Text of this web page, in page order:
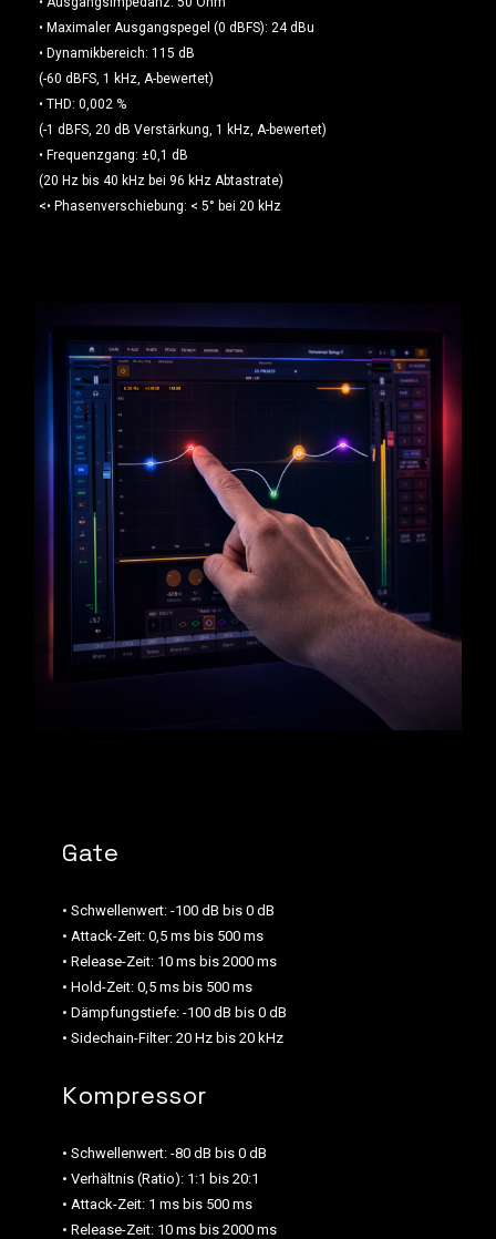
• Maximaler Ausgangspegel (0 dBFS): 24 dBu
• Dynamikbereich: 115 dB
(-60 dBFS, 1 kHz, A-bewertet)
• THD: 0,002 %
(-1 dBFS, 20 dB Verstärkung, 1 kHz, A-bewertet)
• Frequenzgang: ±0,1 dB
(20 Hz bis 40 kHz bei 96 kHz Abtastrate)
<• Phasenverschiebung: < 5° bei 20 kHz
Gate
• Schwellenwert: -100 dB bis 0 dB
• Attack-Zeit: 0,5 ms bis 500 ms
• Release-Zeit: 10 ms bis 2000 ms
• Hold-Zeit: 0,5 ms bis 500 ms
• Dämpfungstiefe: -100 dB bis 0 dB
• Sidechain-Filter: 20 Hz bis 20 kHz
Kompressor
• Schwellenwert: -80 dB bis 0 dB
• Verhältnis (Ratio): 1:1 bis 20:1
• Attack-Zeit: 1 ms bis 500 ms
• Release-Zeit: 10 ms bis 2000 ms